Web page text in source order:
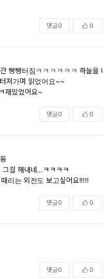
댓글0 0
빵빵터짐ㅋㅋㅋㅋㅋㅋ 하늘을 나
져가며 읽었어요~~
재밌었어요~
댓글0 0
걸 해내네...ㅋㅋㅋㅋ
리는 외전도 보고싶어요!!!!!
댓글0 0
댓글0 0